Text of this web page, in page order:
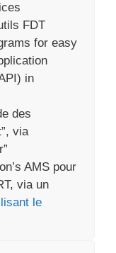
FDT
for easy
in
des
via
AMS pour
via un
le